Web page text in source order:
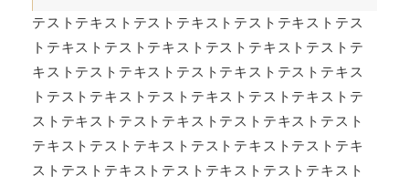
テストテキストテストテキストテストテキストテス
トテキストテストテキストテストテキストテストテ
キストテストテキストテストテキストテストテキス
トテストテキストテストテキストテストテキストテ
ストテキストテストテキストテストテキストテスト
テキストテストテキストテストテキストテストテキ
ストテストテキストテストテキストテストテキスト